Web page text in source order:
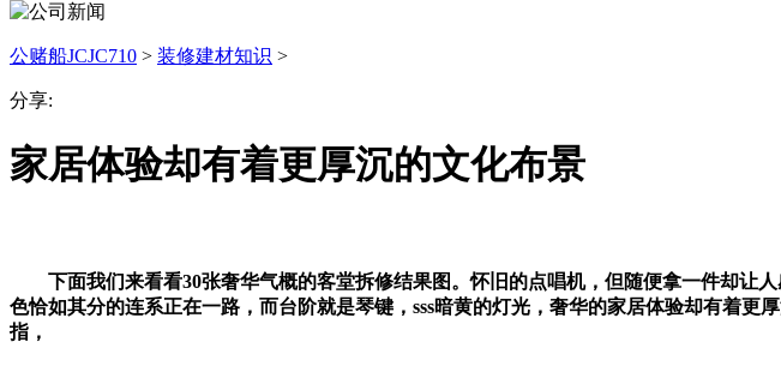
公赌船JCJC710 > 装修建材知识 >
分享:
家居体验却有着更厚沉的文化布景
下面我们来看看30张奢华气概的客堂拆修结果图。怀旧的点唱机，但随便拿一件却让
色恰如其分的连系正在一路，而台阶就是琴键，sss暗黄的灯光，奢华的家居体验却有着
指，